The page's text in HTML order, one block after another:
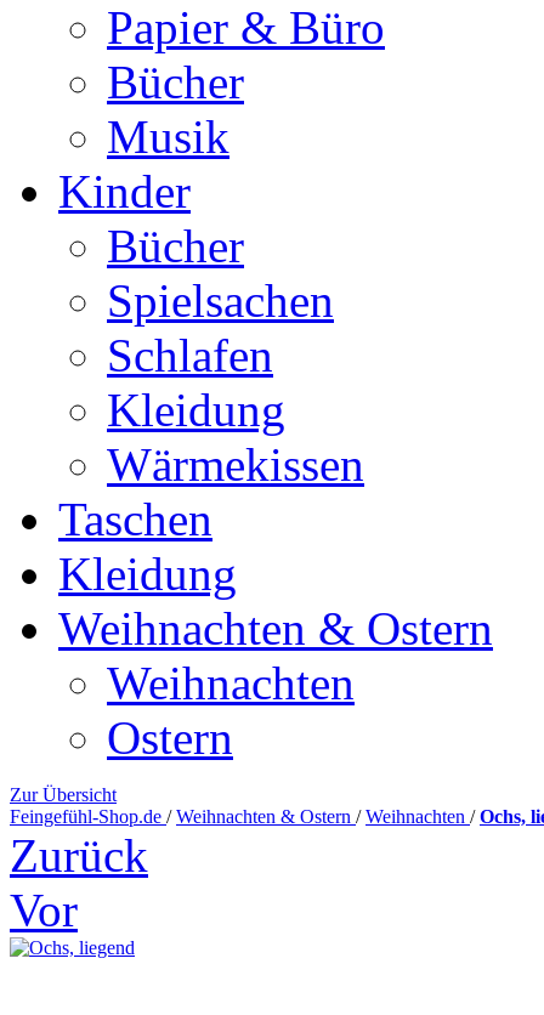
Papier & Büro
Bücher
Musik
Kinder
Bücher
Spielsachen
Schlafen
Kleidung
Wärmekissen
Taschen
Kleidung
Weihnachten & Ostern
Weihnachten
Ostern
Zur Übersicht
Feingefühl-Shop.de / Weihnachten & Ostern / Weihnachten / Ochs,
Zurück
Vor